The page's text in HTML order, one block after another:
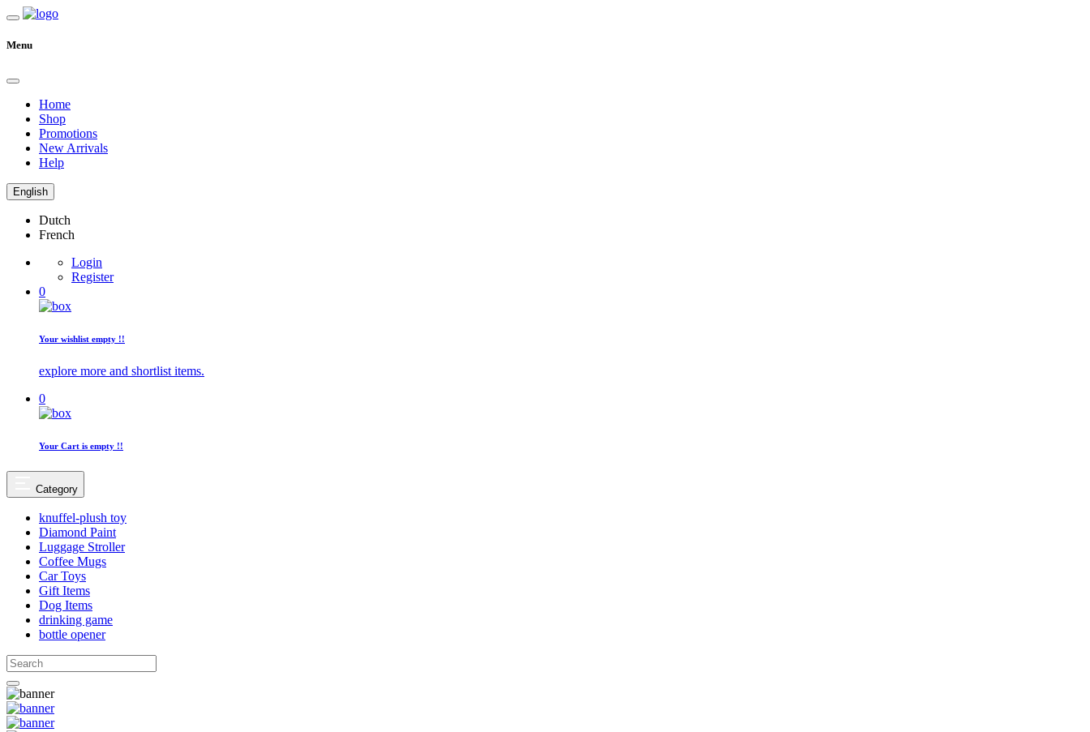
Menu
Home
Shop
Promotions
New Arrivals
Help
English
Dutch
French
Login
Register
0
Your wishlist empty !!
explore more and shortlist items.
0
Your Cart is empty !!
Category
knuffel-plush toy
Diamond Paint
Luggage Stroller
Coffee Mugs
Car Toys
Gift Items
Dog Items
drinking game
bottle opener